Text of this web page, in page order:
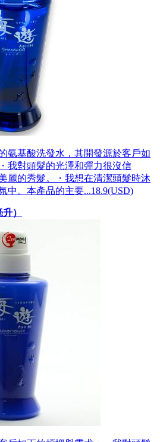
氨基酸洗發水，其開發源於客戶如
我對頭髮的光澤和彈力很沒信
麗的秀髮。・我想在清潔頭髮時沐
中。本產品的主要...18.9(USD)
）